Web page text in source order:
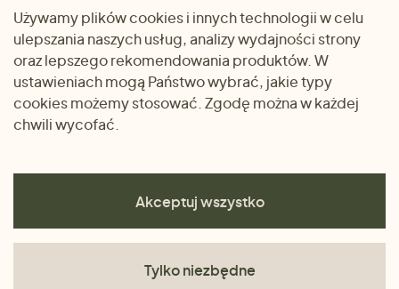
Prezenty
Dlaczego warto kupować
u nas
METODY PŁATNOŚCI
Używamy plików cookies i innych technologii w celu
ulepszania naszych usług, analizy wydajności strony
oraz lepszego rekomendowania produktów. W
ustawieniach mogą Państwo wybrać, jakie typy
cookies możemy stosować. Zgodę można w każdej
chwili wycofać.
Akceptuj wszystko
Tylko niezbędne